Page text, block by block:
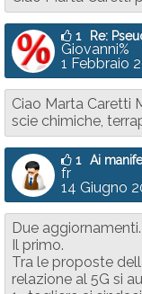
1 Re:
Giovanni%
1 Febbraio
Ciao Marta Caretti
scie chimiche,
1 Ai
fr
14 Giugno
Due aggiornamenti.
Il primo.
Tra le proposte
relazione al 5G si